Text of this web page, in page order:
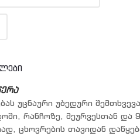
უცნაური უბედური
რანჩოზე, მეურვესთან და
ცხოვრების თავიდან